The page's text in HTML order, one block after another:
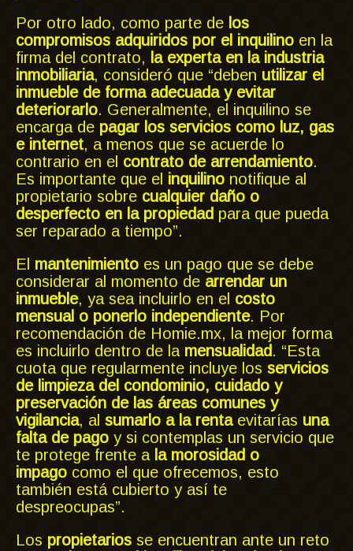
Por otro lado, como parte de los
compromisos adquiridos por el inquilino en la
firma del contrato, la experta en la industria
inmobiliaria, consideró que “deben utilizar el
inmueble de forma adecuada y evitar
deteriorarlo. Generalmente, el inquilino se
encarga de pagar los servicios como luz, gas
e internet, a menos que se acuerde lo
contrario en el contrato de arrendamiento.
Es importante que el inquilino notifique al
propietario sobre cualquier daño o
desperfecto en la propiedad para que pueda
ser reparado a tiempo”.
El mantenimiento es un pago que se debe
considerar al momento de arrendar un
inmueble, ya sea incluirlo en el costo
mensual o ponerlo independiente. Por
recomendación de Homie.mx, la mejor forma
es incluirlo dentro de la mensualidad. “Esta
cuota que regularmente incluye los servicios
de limpieza del condominio, cuidado y
preservación de las áreas comunes y
vigilancia, al sumarlo a la rentaevitarías una
falta de pago y si contemplas un servicio que
te protege frente a la morosidad o
impago como el que ofrecemos, esto
también está cubierto y así te
despreocupas”.
Los propietarios se encuentran ante un reto